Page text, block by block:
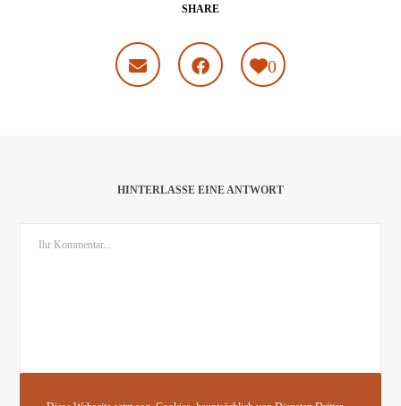
SHARE
0
HINTERLASSE EINE ANTWORT